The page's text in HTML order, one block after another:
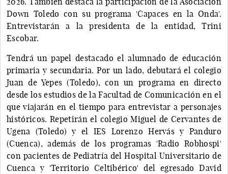
Down Toledo con su programa 'Capaces en la Onda'.
Entrevistarán a la presidenta de la entidad, Trini
Escobar.
Tendrá un papel destacado el alumnado de educación
primaria y secundaria. Por un lado, debutará el colegio
Juan de Yepes (Toledo), con un programa en directo
desde los estudios de la Facultad de Comunicación en el
que viajarán en el tiempo para entrevistar a personajes
históricos. Repetirán el colegio Miguel de Cervantes de
Ugena (Toledo) y el IES Lorenzo Hervás y Panduro
(Cuenca), además de los programas 'Radio Robhospi'
con pacientes de Pediatría del Hospital Universitario de
Cuenca y 'Territorio Celtibérico' del egresado David